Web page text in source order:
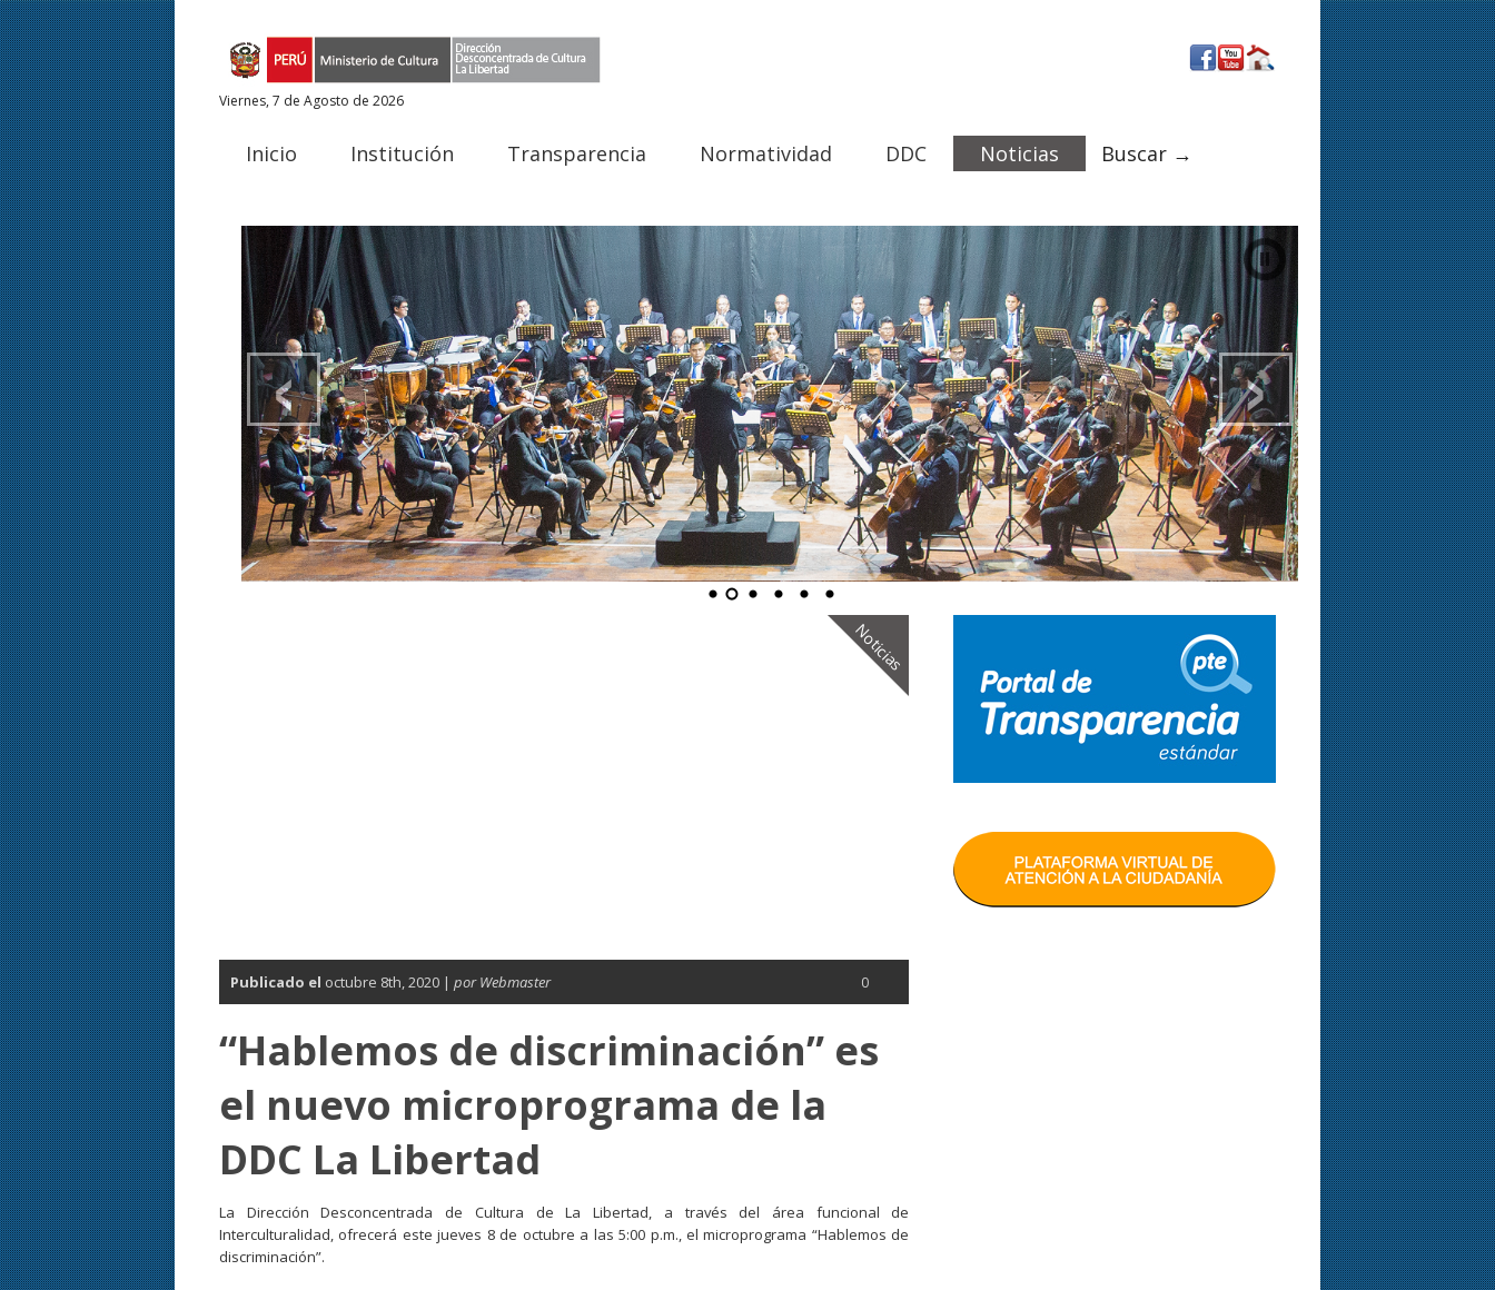
Viernes, 7 de Agosto de 2026
Inicio Institución Transparencia Normatividad DDC Noticias Buscar →
›
‹
Noticias
Publicado el octubre 8th, 2020 | por Webmaster 0
“Hablemos de discriminación” es
el nuevo microprograma de la
DDC La Libertad
La Dirección Desconcentrada de Cultura de La Libertad, a través del área funcional de
Interculturalidad, ofrecerá este jueves 8 de octubre a las 5:00 p.m., el microprograma “Hablemos de
discriminación”.